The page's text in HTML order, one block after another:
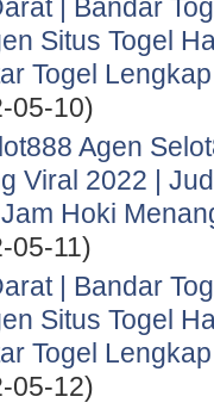
| Bandar
Situs Togel
Togel
05-10)
Agen
Viral 2022 |
Hoki
05-11)
| Bandar
Situs Togel
Togel
05-12)